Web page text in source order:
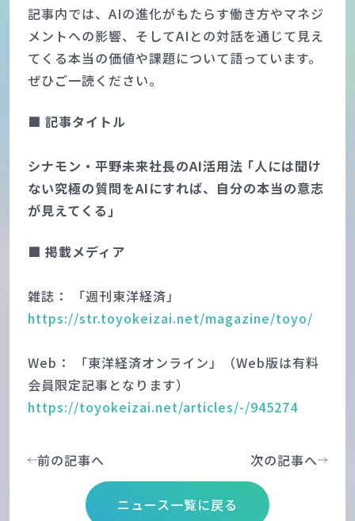
記事内では、AIの進化がもたらす働き方やマネジ
メントへの影響、そしてAIとの対話を通じて見え
てくる本当の価値や課題について語っています。
ぜひご一読ください。
■ 記事タイトル
シナモン・平野未来社長のAI活用法 ｢人には聞け
ない究極の質問をAIにすれば、自分の本当の意志
が見えてくる｣
■ 掲載メディア
雑誌： 「週刊東洋経済」
https://str.toyokeizai.net/magazine/toyo/
Web： 「東洋経済オンライン」
（Web版は有料
会員限定記事となります）
https://toyokeizai.net/articles/-/945274
前の記事へ
ニュース一覧に戻る
次の記事へ